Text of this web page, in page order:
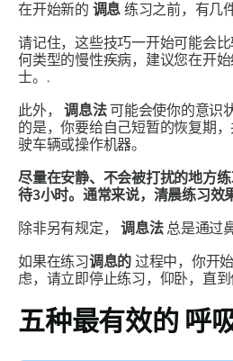
在开始新的 调息 练习之前，有几
请记住，这些技巧一开始可能会
何类型的慢性疾病，建议您在开
士。.
此外，调息法 可能会使你的意识
的是，你要给自己短暂的恢复期
驶车辆或操作机器。
尽量在安静、不会被打扰的地方
待3小时。通常来说，清晨练习效
除非另有规定，调息法 总是通过
如果在练习调息的 过程中，你开
虑，请立即停止练习，仰卧，直到
五种最有效的 呼